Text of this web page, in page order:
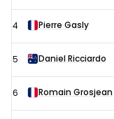
GP
Verenigde
Staten
2019
4 Pierre Gasly
5 Daniel Ricciardo
6 Romain Grosjean